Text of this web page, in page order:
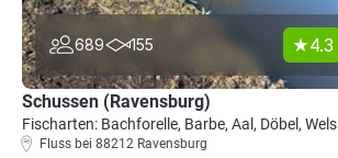
689 155 4.3
Schussen (Ravensburg)
Fischarten: Bachforelle, Barbe, Aal, Döbel, Wels
Fluss bei 88212 Ravensburg